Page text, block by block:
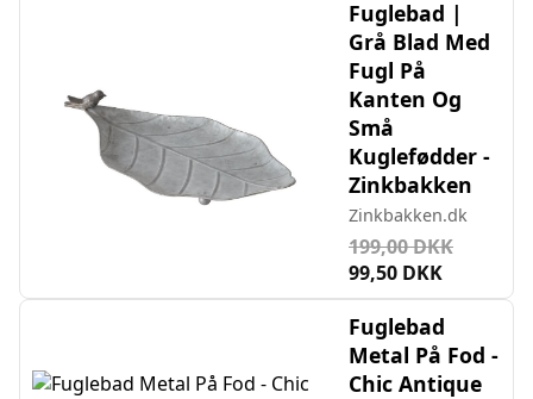
Fuglebad |
Grå Blad Med
Fugl På
Kanten Og
Små
Kuglefødder -
Zinkbakken
Zinkbakken.dk
199,00 DKK
99,50 DKK
Fuglebad
Metal På Fod -
Chic Antique